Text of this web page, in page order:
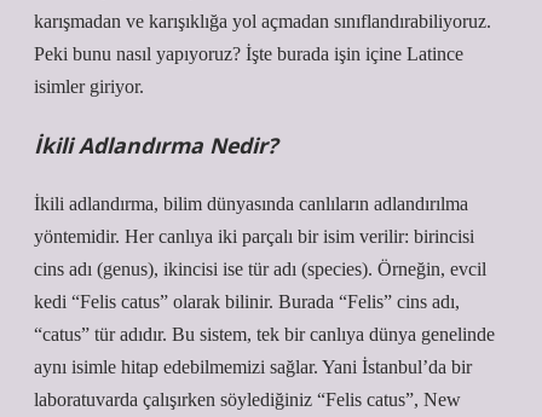
karışmadan ve karışıklığa yol açmadan sınıflandırabiliyoruz.
Peki bunu nasıl yapıyoruz? İşte burada işin içine Latince
isimler giriyor.
İkili Adlandırma Nedir?
İkili adlandırma, bilim dünyasında canlıların adlandırılma
yöntemidir. Her canlıya iki parçalı bir isim verilir: birincisi
cins adı (genus), ikincisi ise tür adı (species). Örneğin, evcil
kedi “Felis catus” olarak bilinir. Burada “Felis” cins adı,
“catus” tür adıdır. Bu sistem, tek bir canlıya dünya genelinde
aynı isimle hitap edebilmemizi sağlar. Yani İstanbul’da bir
laboratuvarda çalışırken söylediğiniz “Felis catus”, New